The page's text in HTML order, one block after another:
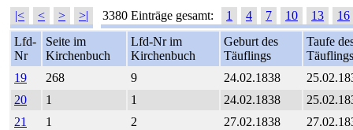
|< < > >| 3380 Einträge gesamt: 1 4 7 10 13
16
Lfd-
Nr
Seite im
Kirchenbuch
Lfd-Nr im
Kirchenbuch
Geburt des
Täuflings
Taufe
Täuflings
19
268 9 24.02.1838
20
1 1 24.02.1838
21
1 2 27.02.1838